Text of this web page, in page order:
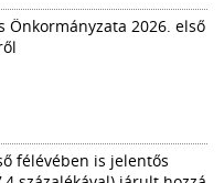
Önkormányzata 2026. első
félévében is jelentős